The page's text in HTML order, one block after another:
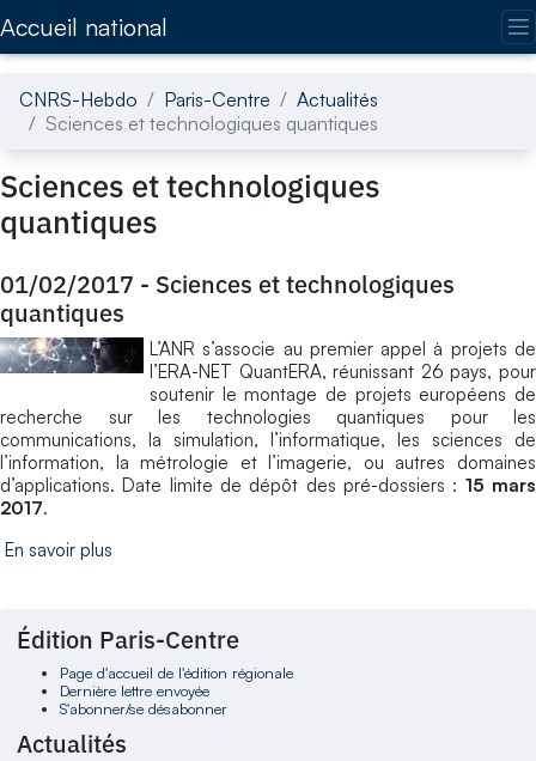
Accueil national
CNRS-Hebdo Paris-Centre
Actualités
Sciences et technologiques quantiques
Sciences et technologiques
quantiques
01/02/2017 - Sciences et technologiques
quantiques
L’ANR s’associe au premier appel à projets de
l’ERA-NET QuantERA, réunissant 26 pays, pour
soutenir le montage de projets européens de
recherche sur les technologies quantiques pour les
communications, la simulation, l’informatique, les sciences de
l’information, la métrologie et l’imagerie, ou autres domaines
d’applications. Date limite de dépôt des pré-dossiers : 15 mars
2017.
En savoir plus
Édition Paris-Centre
Page d'accueil de l'édition régionale
Dernière lettre envoyée
S'abonner/se désabonner
Actualités